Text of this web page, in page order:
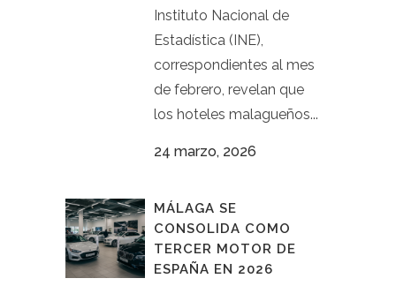
Instituto Nacional de
Estadística (INE),
correspondientes al mes
de febrero, revelan que
los hoteles malagueños...
24 marzo, 2026
MÁLAGA SE
CONSOLIDA COMO
TERCER MOTOR DE
ESPAÑA EN 2026